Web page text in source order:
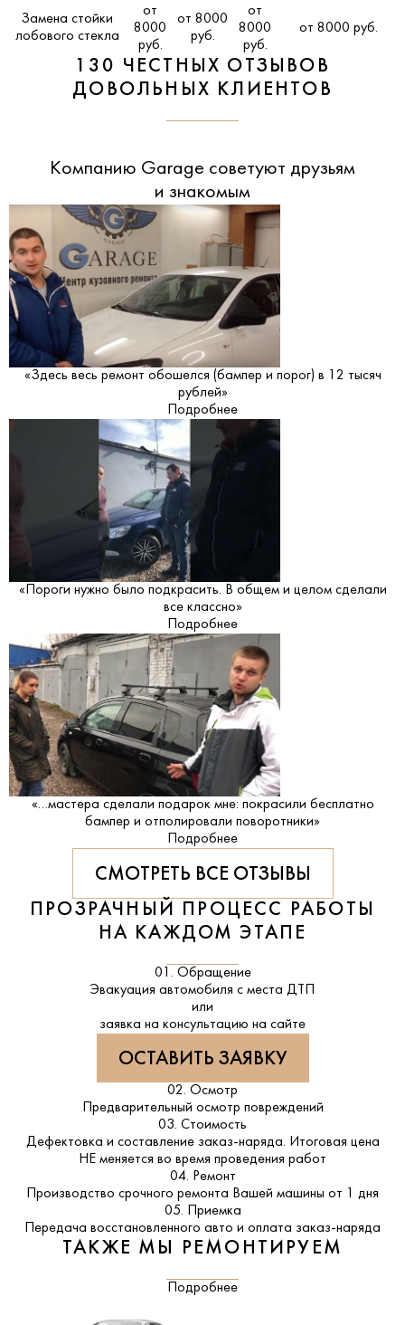
Замена стойки
лобового стекла
от
8000
руб.
от 8000
руб.
от
8000
руб.
от 8000 руб.
130 ЧЕСТНЫХ ОТЗЫВОВ
ДОВОЛЬНЫХ КЛИЕНТОВ
Компанию Garage советуют друзьям
и знакомым
«Здесь весь ремонт обошелся (бампер и порог) в 12 тысяч
рублей»
Подробнее
«Пороги нужно было подкрасить. В общем и целом сделали
все классно»
Подробнее
«…мастера сделали подарок мне: покрасили бесплатно
бампер и отполировали поворотники»
Подробнее
СМОТРЕТЬ ВСЕ ОТЗЫВЫ
ПРОЗРАЧНЫЙ ПРОЦЕСС РАБОТЫ
НА КАЖДОМ ЭТАПЕ
01. Обращение
Эвакуация автомобиля с места ДТП
или
заявка на консультацию на сайте
ОСТАВИТЬ ЗАЯВКУ
02. Осмотр
Предварительный осмотр повреждений
03. Стоимость
Дефектовка и составление заказ-наряда. Итоговая цена
НЕ меняется во время проведения работ
04. Ремонт
Производство срочного ремонта Вашей машины от 1 дня
05. Приемка
Передача восстановленного авто и оплата заказ-наряда
ТАКЖЕ МЫ РЕМОНТИРУЕМ
Подробнее